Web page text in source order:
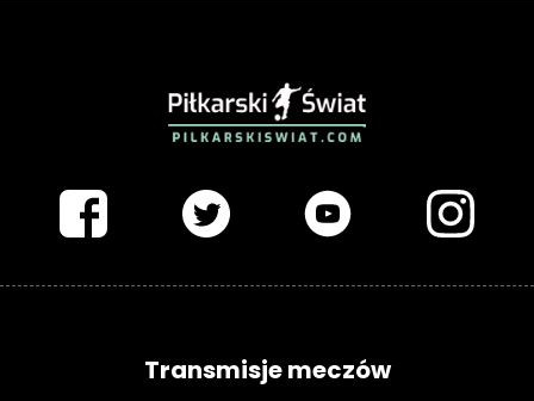
Transmisje meczów